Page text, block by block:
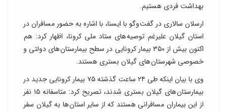
بهداشت فردی هستیم.
ارسلان سالاری در گفت وگو با ایسنا، با اشاره به حضور مسافران در
استان گیلان علیرغم توصیه های ستاد ملی کرونا، اظهار کرد: هم
اکنون بیش از ۳۵۰ بیمار کرونایی در سطح بیمارستان های دولتی و
خصوصی شهرستان های گیلان بستری هستند.
وی با بیان اینکه طی ۲۴ ساعت گذشته ۷۵ بیمار کرونایی جدید در
بیمارستان های گیلان بستری شدند، تصریح کرد: متاسفانه ۱۵ نفر
از این بیماران مسافرانی هستند که از سایر استان ها به گیلان سفر